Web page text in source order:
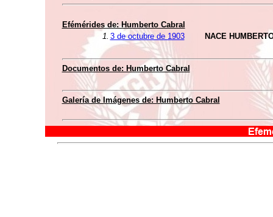
Efémérides de: Humberto Cabral
1. 3 de octubre de 1903 NACE
Documentos de: Humberto Cabral
Galería de Imágenes de: Humberto Cabral